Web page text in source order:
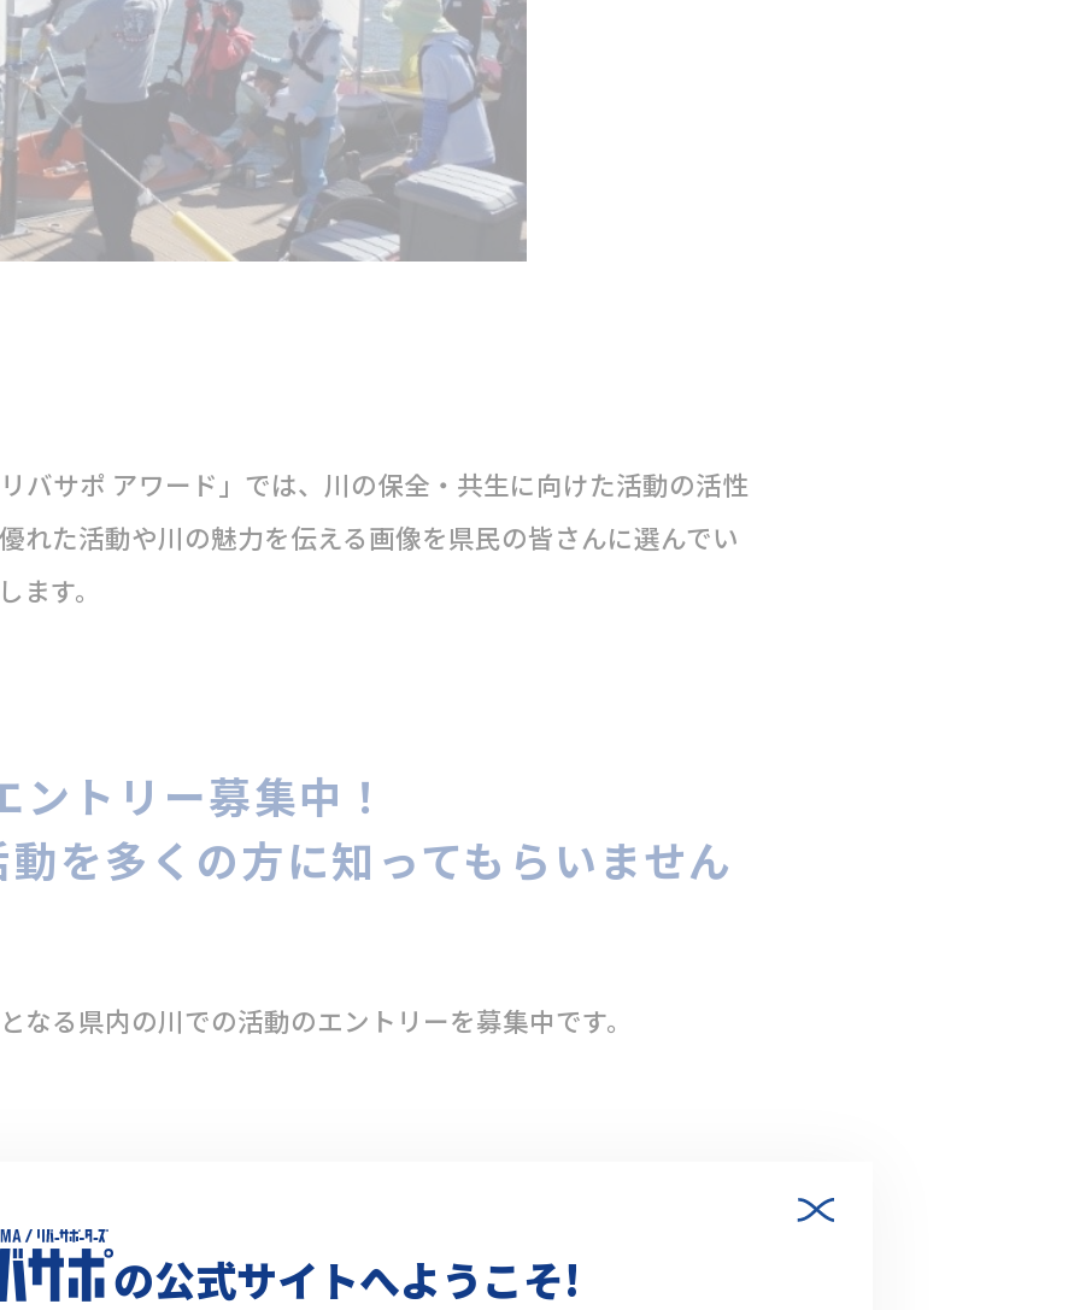
サポ アワード」では、川の保全・共生に向けた活動の活性
れた活動や川の魅力を伝える画像を県民の皆さんに選んでい
ます。
ント リー募集中！
を多くの方に知ってもらいません
なる県内の川での活動のエントリーを募集中です。
あり、共感を呼ぶ、川の共生・保全に貢献した県内の河川に
の公式サイトへようこそ!